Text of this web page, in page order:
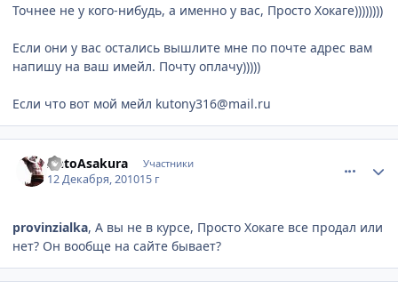
Точнее не у кого-нибудь, а именно у вас, Просто Хокаге))))))))
Если они у вас остались вышлите мне по почте адрес вам
напишу на ваш имейл. Почту оплачу)))))
Если что вот мой мейл kutony316@mail.ru
AntoAsakura Участники
12 Декабря, 201015 г
provinzialka, А вы не в курсе, Просто Хокаге все продал или
нет? Он вообще на сайте бывает?